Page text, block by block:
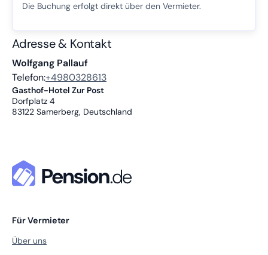
Die Buchung erfolgt direkt über den Vermieter.
Adresse & Kontakt
Wolfgang Pallauf
Telefon:+4980328613
Gasthof-Hotel Zur Post
Dorfplatz 4
83122 Samerberg, Deutschland
Für Vermieter
Über uns